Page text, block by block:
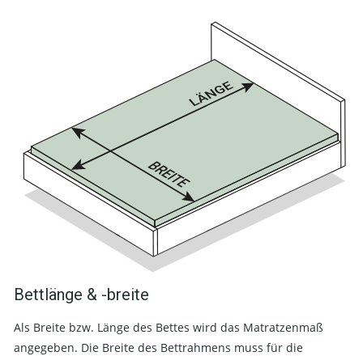
Bettlänge & -breite
Als Breite bzw. Länge des Bettes wird das Matratzenmaß
angegeben. Die Breite des Bettrahmens muss für die